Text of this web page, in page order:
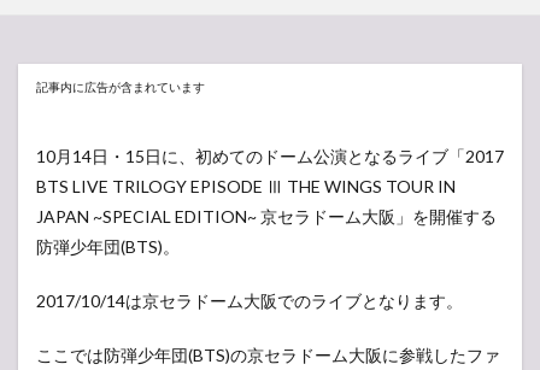
記事内に広告が含まれています
10月14日・15日に、初めてのドーム公演となるライブ「2017
BTS LIVE TRILOGY EPISODE Ⅲ THE WINGS TOUR IN
JAPAN ~SPECIAL EDITION~ 京セラドーム大阪」を開催する
防弾少年団(BTS)。
2017/10/14は京セラドーム大阪でのライブとなります。
ここでは防弾少年団(BTS)の京セラドーム大阪に参戦したファ